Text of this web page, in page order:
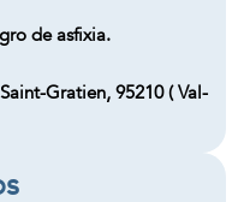
de asfixia.
Gratien, 95210 ( Val-